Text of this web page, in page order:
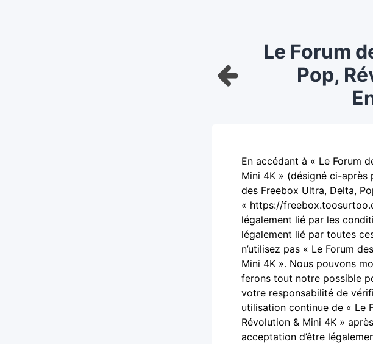
Le Forum
Pop,
En accédant à « Le Forum
Mini 4K » (désigné ci-après
des Freebox Ultra, Delta,
« https://
légalement lié par les
légalement lié par toutes
n’utilisez pas « Le Forum
Mini 4K ». Nous pouvons
ferons tout notre possible
votre responsabilité de
utilisation continue de « Le
Révolution & Mini 4K »
acceptation d’être